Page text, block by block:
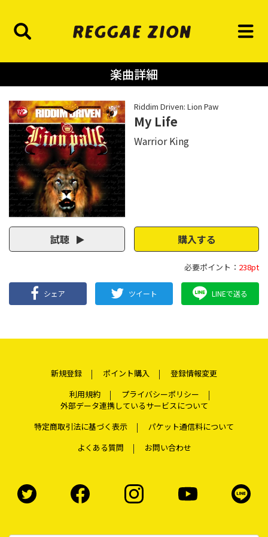
楽曲詳細
Riddim Driven: Lion Paw
My Life
Warrior King
試聴 購入する
必要ポイント： 238pt
シェア ツイート LINEで送る
新規登録 ポイント購入
登録情報変更
利用規約
プライバシーポリシー
外部データ連携しているサービスについて
特定商取引法に基づく表示
パケット通信料について
よくある質問
お問い合わせ